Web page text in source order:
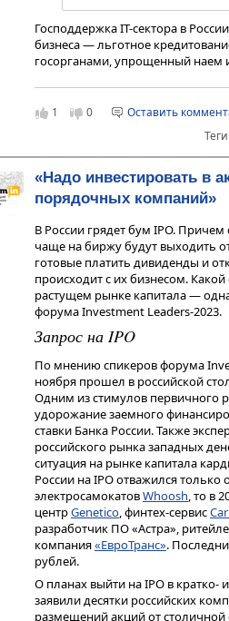
Господдержка IT-сектора в
бизнеса — льготное
госорганами, упрощенный наем
была запущена льготная
развитию отрасли способствует и
стимулированию
программного обеспечения уже
обеспечения выручка
трехкратный рост за год,
Делицын.
По его словам, участников
только прибыльность IT-
В 2023 г. Positive Technologies,
млрд рублей.
Время первых
Наряду с благоприятной
участников IТ-сектора
прошли этот путь. Правда, таких
«Для России IPO — не
привлечения капитала. За
разместили на Мосбирже
цифры по объему
вышла только одна
привлекла 2,1 млрд
финансово-
Positive Technologies
1 0
Оставить
«Надо инвестировать в
порядочных компаний»
В России грядет бум IPO.
чаще на биржу будут выходить
готовые платить дивиденды и
происходит с их бизнесом.
растущем рынке капитала —
форума Investment Leaders-2023.
Запрос на IPO
По мнению спикеров форума
ноября прошел в российской
Одним из стимулов первичного
удорожание заемного
ставки Банка России. Также
российского рынка западных
ситуация на рынке капитала
России на IPO отважился только
электросамокатовWhoosh, то в
центрGenetico, финтех-сервис
разработчик ПО «Астра»,
компания«ЕвроТранс».
рублей.
О планах выйти на IPO в кратко-
заявили десятки российских
размещений акций от